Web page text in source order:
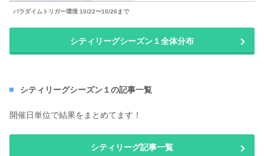
パラダイムトリガー環境 10/22〜10/26まで
シティリーグシーズン１全体分布
シティリーグシーズン１の記事一覧
開催日単位で結果をまとめてます！
シティリーグ記事一覧